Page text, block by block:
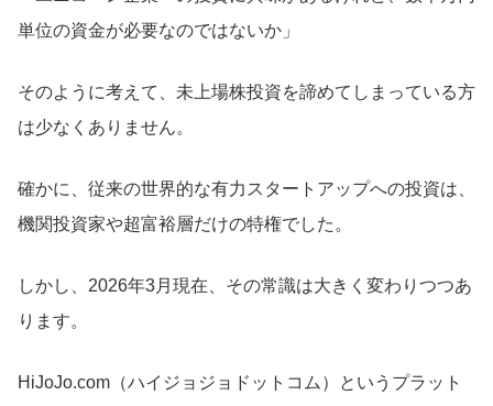
単位の資金が必要なのではないか」
そのように考えて、未上場株投資を諦めてしまっている方
は少なくありません。
確かに、従来の世界的な有力スタートアップへの投資は、
機関投資家や超富裕層だけの特権でした。
しかし、2026年3月現在、その常識は大きく変わりつつあ
ります。
HiJoJo.com（ハイジョジョドットコム）というプラット